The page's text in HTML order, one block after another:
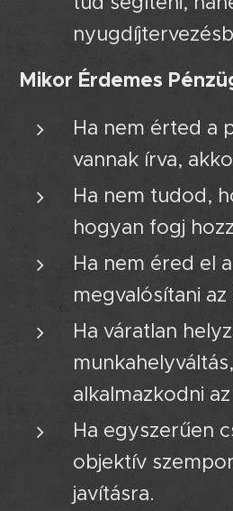
Mikor Érdemes
Ha nem érted a
vannak írva,
Ha nem tudod,
hogyan fogj
Ha nem éred el
megvalósítani
Ha váratlan
alkalmazkodni
Ha egyszerűen
objektív
javításra.